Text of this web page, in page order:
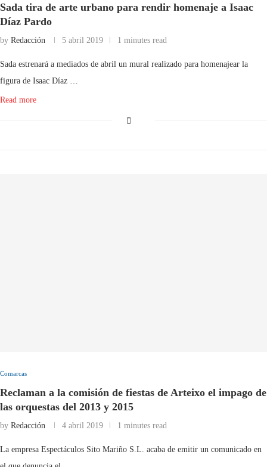
Sada tira de arte urbano para rendir homenaje a Isaac
Díaz Pardo
by Redacción 5 abril 2019 1 minutes read
Sada estrenará a mediados de abril un mural realizado para homenajear la
figura de Isaac Díaz …
Read more
Comarcas
Reclaman a la comisión de fiestas de Arteixo el impago de
las orquestas del 2013 y 2015
by Redacción 4 abril 2019 1 minutes read
La empresa Espectáculos Sito Mariño S.L. acaba de emitir un comunicado en